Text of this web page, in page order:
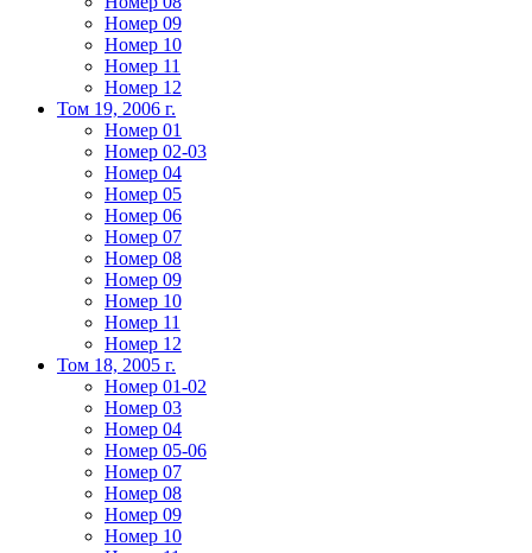
Номер 09
Номер 10
Номер 11
Номер 12
Том 19, 2006 г.
Номер 01
Номер 02-03
Номер 04
Номер 05
Номер 06
Номер 07
Номер 08
Номер 09
Номер 10
Номер 11
Номер 12
Том 18, 2005 г.
Номер 01-02
Номер 03
Номер 04
Номер 05-06
Номер 07
Номер 08
Номер 09
Номер 10